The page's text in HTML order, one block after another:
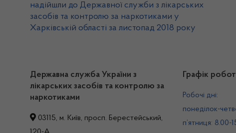
надійшли до Державної служби з лікарських
засобів та контролю за наркотиками у
Харківській області за листопад 2018 року
Державна служба України з
лікарських засобів та контролю за
наркотиками
03115, м. Київ, просп. Берестейський,
Графік
Робочі дні:
понеділок-
п’ятниця: 8.00-